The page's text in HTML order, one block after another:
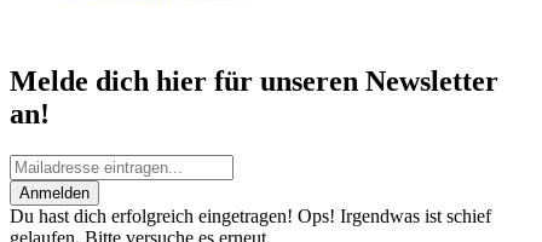
Melde dich hier für unseren Newsletter
an!
Anmelden
Du hast dich erfolgreich eingetragen! Ops! Irgendwas ist schief
gelaufen. Bitte versuche es erneut.